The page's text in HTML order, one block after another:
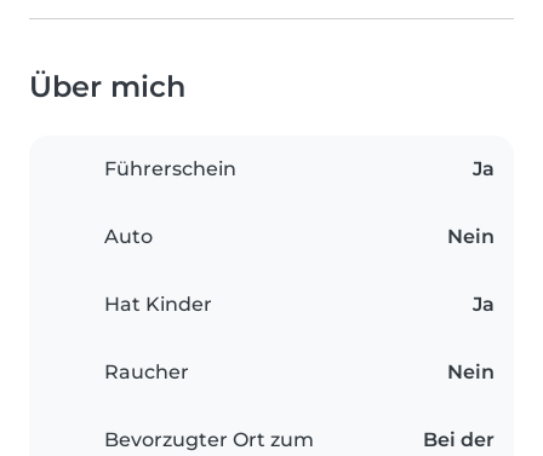
Über mich
Führerschein Ja
Auto Nein
Hat Kinder Ja
Raucher Nein
Bevorzugter Ort zum
Bei der